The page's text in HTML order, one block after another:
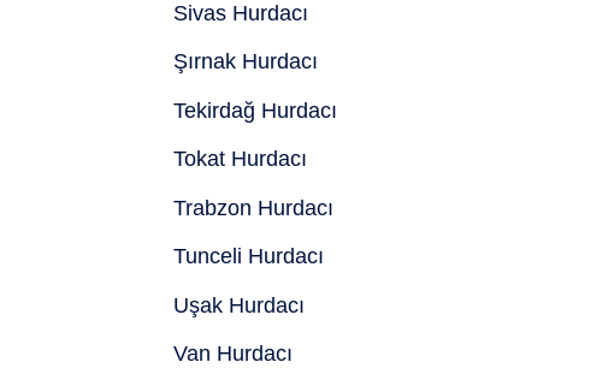
Sivas Hurdacı
Şırnak Hurdacı
Tekirdağ Hurdacı
Tokat Hurdacı
Trabzon Hurdacı
Tunceli Hurdacı
Uşak Hurdacı
Van Hurdacı